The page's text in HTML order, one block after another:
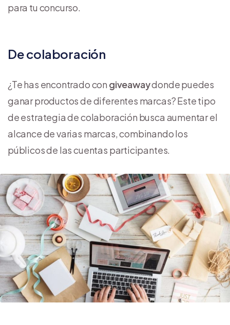
para tu concurso.
De colaboración
¿Te has encontrado con giveawaydonde puedes
ganar productos de diferentes marcas? Este tipo
de estrategia de colaboración busca aumentar el
alcance de varias marcas, combinando los
públicos de las cuentas participantes.